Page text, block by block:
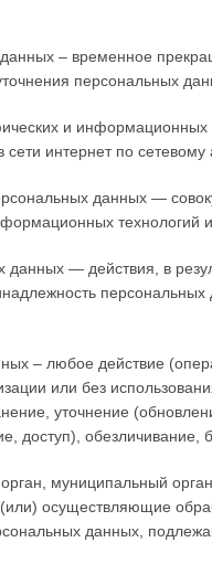
– временное
персональных
и
интернет по сетевому
данных —
технологий и
— действия, в
– любое действие
или без
уточнение
доступ),
муниципальный
осуществляющие
данных,